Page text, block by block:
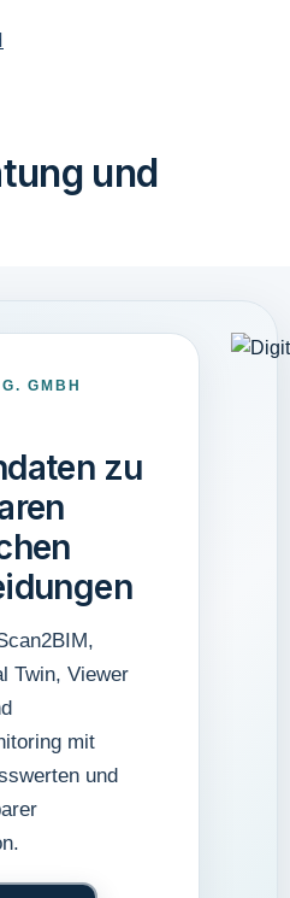
und
GMBH
zu
Twin, Viewer
mit
und